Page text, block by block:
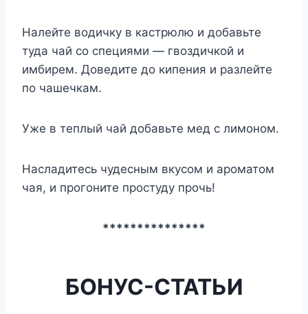
Налейте водичку в кастрюлю и добавьте
туда чай со специями — гвоздичкой и
имбирем. Доведите до кипения и разлейте
по чашечкам.
Уже в теплый чай добавьте мед с лимоном.
Насладитесь чудесным вкусом и ароматом
чая, и прогоните простуду прочь!
***************
БОНУС-СТАТЬИ